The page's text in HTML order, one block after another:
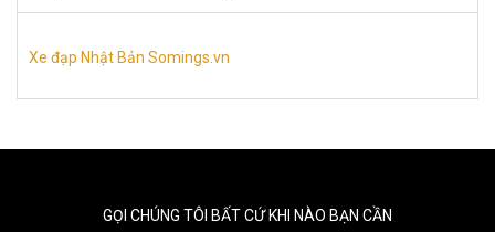
Xe đạp Nhật Bản Somings.vn
GỌI CHÚNG TÔI BẤT CỨ KHI NÀO BẠN CẦN